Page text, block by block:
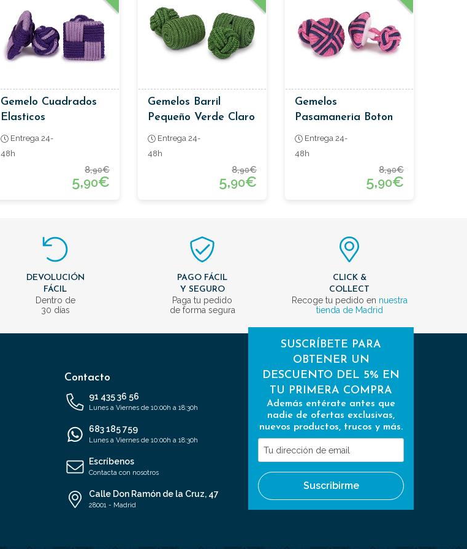
Gemelo Cuadrados
Elasticos
Entrega 24-
48h
8,90€
5,90€
Gemelos Barril
Pequeño Verde Claro
Entrega 24-
48h
8,90€
5,90€
Gemelos
Pasamaneria Boton
Rosa Y Azul
Entrega 24-
48h
8,90€
5,90€
DEVOLUCIÓN
FÁCIL
Dentro de
30 días
PAGO FÁCIL
Y SEGURO
Paga tu pedido
de forma segura
CLICK &
COLLECT
Recoge tu pedido en nuestra
tienda de Madrid
Contacto
91 435 36 56
Lunes a Viernes de 10:00h a 18:30h
683 185 759
Lunes a Viernes de 10:00h a 18:30h
Escríbenos
Contacta con nosotros
Calle Don Ramón de la Cruz, 47
28001 - Madrid
SUSCRÍBETE PARA
OBTENER UN
DESCUENTO DEL 5% EN
TU PRIMERA COMPRA
Además entérate antes que
nadie de ofertas exclusivas,
nuevos productos, trucos y más.
Tu
dirección
de
email
Suscribirme